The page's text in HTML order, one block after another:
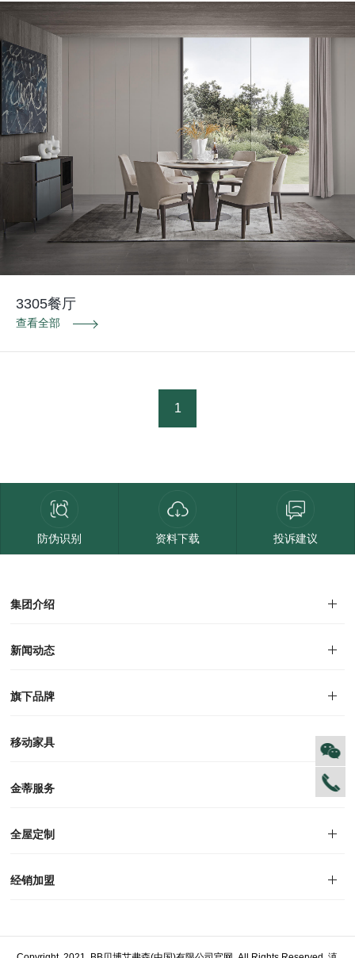
3305餐厅
查看全部
1
防伪识别 资料下载 投诉建议
集团介绍
集团介绍
企业文化
人才招聘
商学院
VR全景展厅
董事长介绍
新闻动态
旗下品牌
品牌文化
荣誉资质
产品专利
电子画册
移动家具
迪尚
西瑞
洛斯
里奥
洛卡
美舍
新古典
纯美
金蒂服务
售后服务
防伪识别
投诉建议
全屋定制
风格定制
空间定制
户型案例
材质展示
预约量尺
经销加盟